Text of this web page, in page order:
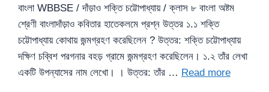
বাংলা WBBSE / দাঁড়াও শক্তি চট্টোপাধ্যায় / ক্লাস ৮ বাংলা অষ্টম
শ্রেণী বাংলাদাঁড়াও কবিতার হাতেকলমে প্রশ্ন উত্তর ১.১ শক্তি
চট্টোপাধ্যায় কোথায় জন্মগ্রহণ করেছিলেন ? উত্তর: শক্তি চট্টোপাধ্যায়
দক্ষিণ চব্বিশ পরগনার বহড় গ্রামে জন্মগ্রহণ করেছিলেন। ১.২ তাঁর লেখা
একটি উপন্যাসের নাম লেখাে। । উত্তর: তাঁর … Read more